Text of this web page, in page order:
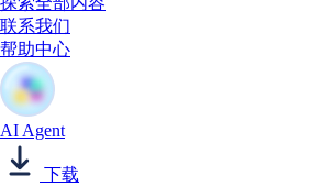
联系我们
帮助中心
AI Agent
下载